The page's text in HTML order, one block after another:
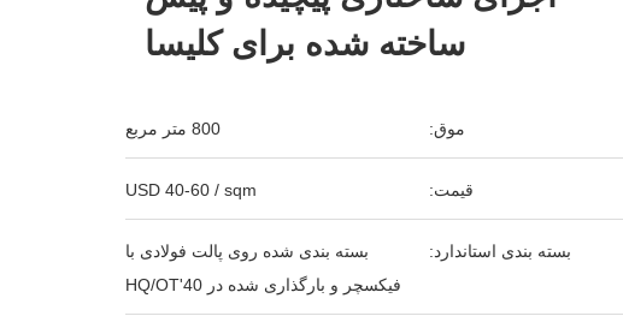
ساخته شده برای کلیسا
موق: 800 متر مربع
قیمت: USD 40-60 / sqm
بسته بندی استاندارد:
بسته بندی شده روی پالت فولادی با
فیکسچر و بارگذاری شده در 40'HQ/OT